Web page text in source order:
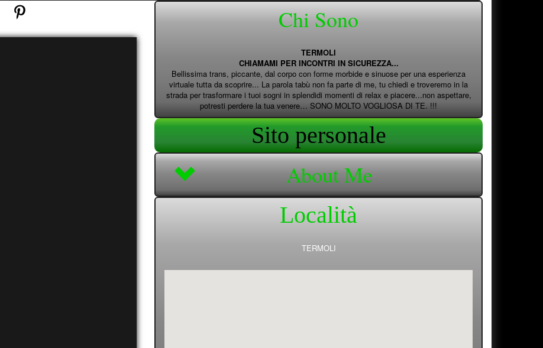
Chi Sono
TERMOLI
CHIAMAMI PER INCONTRI IN SICUREZZA...
Bellissima trans, piccante, dal corpo con forme morbide e sinuose per una esperienza
virtuale tutta da scoprire... La parola tabù non fa parte di me, tu chiedi e troveremo in la
strada per trasformare i tuoi sogni in splendidi momenti di relax e piacere...non aspettare,
potresti perdere la tua venere… SONO MOLTO VOGLIOSA DI TE. !!!
Sito personale
About Me
Località
TERMOLI